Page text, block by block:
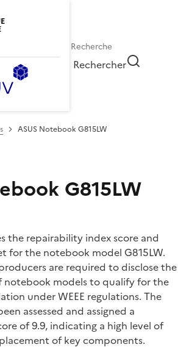
Rechercher
ASUS Notebook G815LW
G815LW
the repairability index score and
for the notebook model G815LW.
are required to disclose the
notebook models to qualify for the
under WEEE regulations. The
assessed and assigned a
of 9.9, indicating a high level of
of key components.